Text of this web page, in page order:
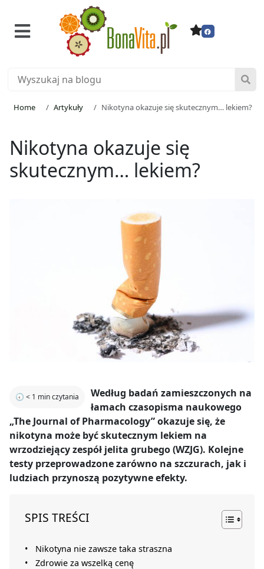
Home Artykuły Nikotyna okazuje się skutecznym… lekiem?
Nikotyna okazuje się
skutecznym… lekiem?
🕣 < 1 min czytania
Według badań zamieszczonych na
łamach czasopisma naukowego
„The Journal of Pharmacology” okazuje się, że
nikotyna może być skutecznym lekiem na
wrzodziejący zespół jelita grubego (WZJG). Kolejne
testy przeprowadzone zarówno na szczurach, jak i
ludziach przynoszą pozytywne efekty.
SPIS TREŚCI
Nikotyna nie zawsze taka straszna
Zdrowie za wszelką cenę